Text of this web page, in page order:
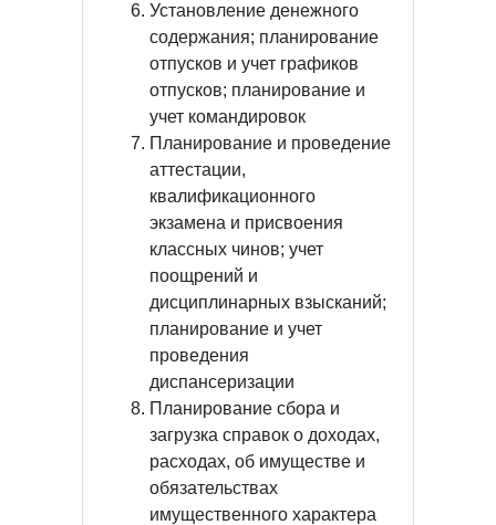
Установление денежного
содержания; планирование
отпусков и учет графиков
отпусков; планирование и
учет командировок
Планирование и проведение
аттестации,
квалификационного
экзамена и присвоения
классных чинов; учет
поощрений и
дисциплинарных взысканий;
планирование и учет
проведения
диспансеризации
Планирование сбора и
загрузка справок о доходах,
расходах, об имуществе и
обязательствах
имущественного характера